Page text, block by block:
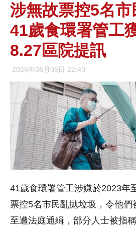
涉無故票控5名市
41歲食環署管工
8.27區院提訊
2026年08月05日 22:40
41歲食環署管工涉嫌於2023年
票控5名市民亂拋垃圾，令他
至遭法庭通緝，部分人士被指